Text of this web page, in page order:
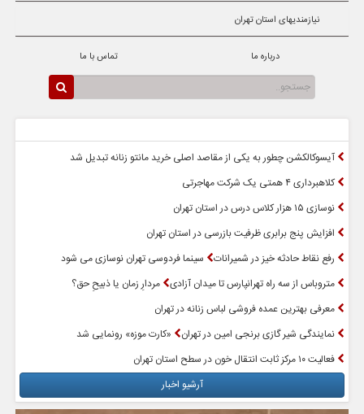
نیازمندیهای استان تهران
درباره ما تماس با ما
آیسوکالکشن چطور به یکی از مقاصد اصلی خرید مانتو زنانه تبدیل شد
کلاهبرداری ۴ همتی یک شرکت مهاجرتی
نوسازی ۱۵ هزار کلاس درس در استان تهران
افزایش پنج برابری ظرفیت بازرسی در استان تهران
رفع نقاط حادثه خیز در شمیرانات
سینما فردوسی تهران نوسازی می شود
متروباس از سه راه تهرانپارس تا میدان آزادی مردارِ زمان یا ذبیحِ حق؟
معرفی بهترین عمده فروشی لباس زنانه در تهران
نمایندگی شیر گازی برنجی امین در تهران
«کارت موزه» رونمایی شد
فعالیت ۱۰ مرکز ثابت انتقال خون در سطح استان تهران
آرشیو اخبار